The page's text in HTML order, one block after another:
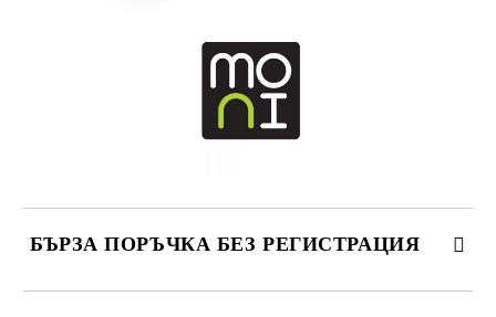
БЪРЗА ПОРЪЧКА БЕЗ РЕГИСТРАЦИЯ